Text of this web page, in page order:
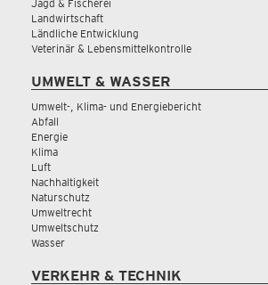
Jagd & Fischerei
Landwirtschaft
Ländliche Entwicklung
Veterinär & Lebensmittelkontrolle
UMWELT & WASSER
Umwelt-, Klima- und Energiebericht
Abfall
Energie
Klima
Luft
Nachhaltigkeit
Naturschutz
Umweltrecht
Umweltschutz
Wasser
VERKEHR & TECHNIK